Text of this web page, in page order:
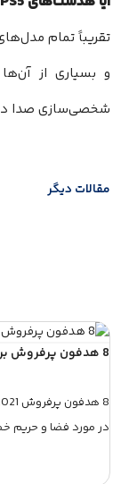
شخصی‌سازی صدا در
مقالات دیگر
8 هدفون پرفروش برتر 2021
در مورد فضا و حریم